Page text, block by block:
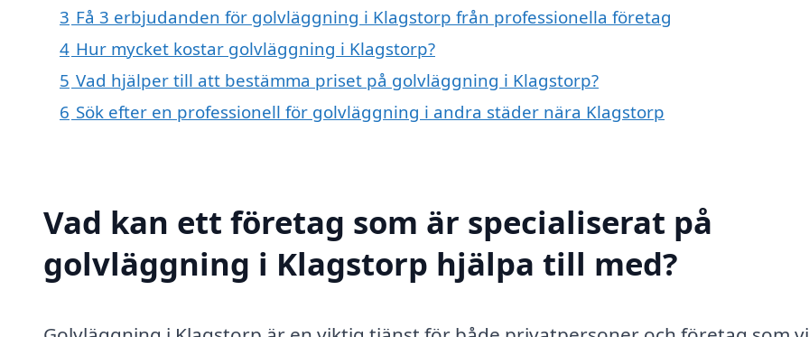
3 Få 3 erbjudanden för golvläggning i Klagstorp från professionella företag
4 Hur mycket kostar golvläggning i Klagstorp?
5 Vad hjälper till att bestämma priset på golvläggning i Klagstorp?
6 Sök efter en professionell för golvläggning i andra städer nära Klagstorp
Vad kan ett företag som är specialiserat på
golvläggning i Klagstorp hjälpa till med?